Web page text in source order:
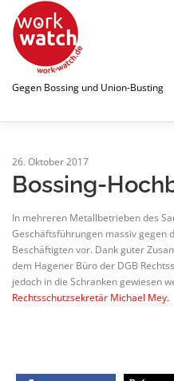
Inhalt
springen
Gegen Bossing und Union-Busting
ÜBER UNS NEWS
SPENDEN LINKS
26. Oktober 2017
Bossing-
In mehreren Metallbetrieben des
Geschäftsführungen massiv gegen
Beschäftigten vor. Dank guter
dem Hagener Büro der DGB
jedoch in die Schranken gewiesen
Rechtsschutzsekretär Michael Mey.